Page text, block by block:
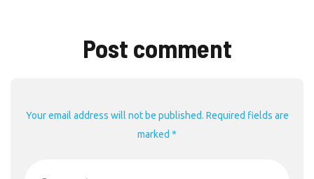
Post comment
Your email address will not be published. Required fields are
marked *